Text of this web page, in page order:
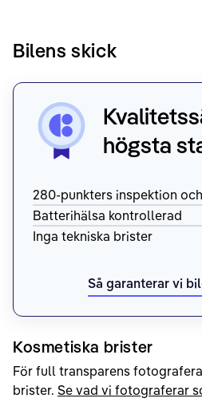
Bilens skick
högsta
280-punkters inspektion
Batterihälsa kontrollerad
Inga tekniska brister
Så garanterar vi
Kosmetiska brister
För full transparens
brister. Se vad vi fotograferar